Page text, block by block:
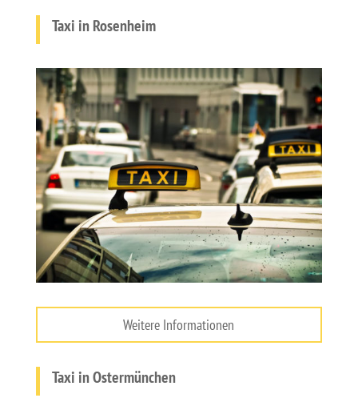
Taxi in Rosenheim
Weitere Informationen
Taxi in Ostermünchen